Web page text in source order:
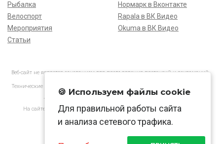
Рыбалка
Велоспорт
Мероприятия
Статьи
Нормарк в Вконтакте
Rapala в ВК Видео
Okuma в ВК Видео
Веб-сайт не является основанием для предъявления претензий и рекламаций,
Технические характеристики товаров могут отличаться от указанных на сайте.
АО «Нормарк» ИНН 7728172512 ОГРН 1037739603505
На сайте применяютсярекомендательные технологиив соответствии
🍪 Используем файлы cookie
Для правильной работы сайта
и анализа сетевого трафика.